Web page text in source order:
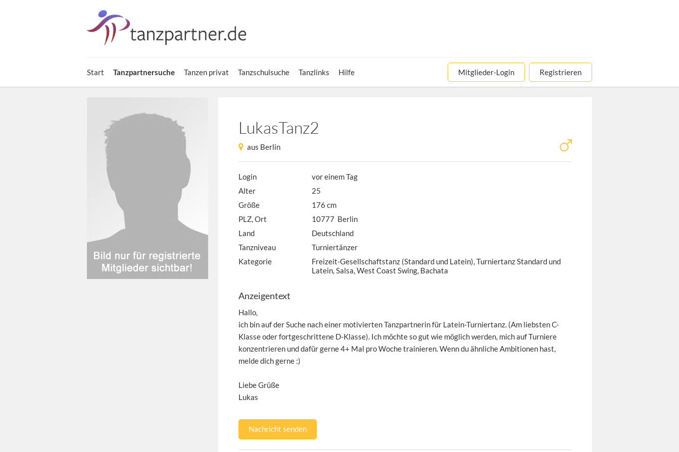
Start Tanzpartnersuche Tanzen privat Tanzschulsuche Tanzlinks Hilfe Mitglieder-Login Registrieren
LukasTanz2
aus Berlin
Login
vor einem Tag
Alter
25
Größe
176 cm
PLZ, Ort
10777 Berlin
Land
Deutschland
Tanzniveau
Turniertänzer
Kategorie
Freizeit-Gesellschaftstanz (Standard und Latein), Turniertanz Standard und
Latein, Salsa, West Coast Swing, Bachata
Anzeigentext
Hallo,
ich bin auf der Suche nach einer motivierten Tanzpartnerin für Latein-Turniertanz. (Am liebsten C-
Klasse oder fortgeschrittene D-Klasse). Ich möchte so gut wie möglich werden, mich auf Turniere
konzentrieren und dafür gerne 4+ Mal pro Woche trainieren. Wenn du ähnliche Ambitionen hast,
melde dich gerne :)
Liebe Grüße
Lukas
Nachricht senden